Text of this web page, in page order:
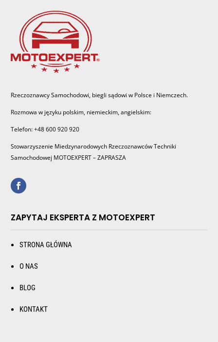
Rzeczoznawcy Samochodowi, biegli sądowi w Polsce i Niemczech.
Rozmowa w języku polskim, niemieckim, angielskim:
Telefon: +48 600 920 920
Stowarzyszenie Miedzynarodowych Rzeczoznawców Techniki
Samochodowej MOTOEXPERT – ZAPRASZA
ZAPYTAJ EKSPERTA Z MOTOEXPERT
STRONA GŁÓWNA
O NAS
BLOG
KONTAKT